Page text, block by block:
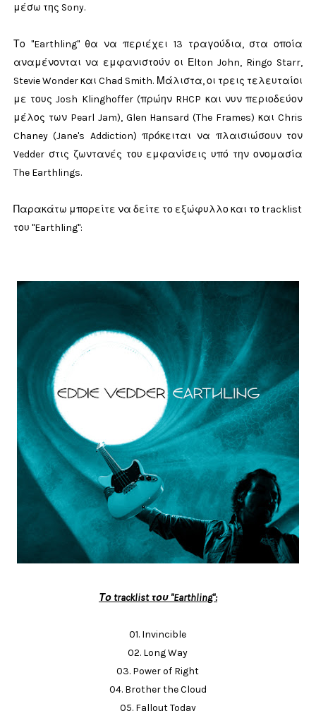
μέσω της Sony.
Το "Earthling" θα να περιέχει 13 τραγούδια, στα οποία
αναμένονται να εμφανιστούν οι Εlton John, Ringo Starr,
Stevie Wonder και Chad Smith. Μάλιστα, οι τρεις τελευταίοι
με τους Josh Klinghoffer (πρώην RHCP και νυν περιοδεύον
μέλος των Pearl Jam), Glen Hansard (The Frames) και Chris
Chaney (Jane's Addiction) πρόκειται να πλαισιώσουν τον
Vedder στις ζωντανές του εμφανίσεις υπό την ονομασία
The Earthlings.
Παρακάτω μπορείτε να δείτε το εξώφυλλο και το tracklist
του "Earthling":
Το tracklist του "Earthling":
01. Invincible
02. Long Way
03. Power of Right
04. Brother the Cloud
05. Fallout Today